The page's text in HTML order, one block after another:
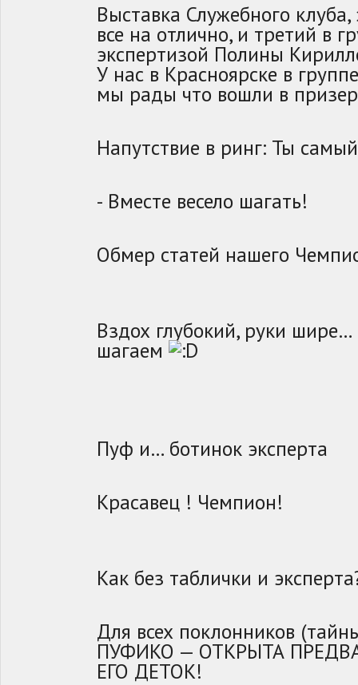
Выставка Служебного
все на отлично, и третий в
экспертизой Полины
У нас в Красноярске в
мы рады что вошли в
Напутствие в ринг: Ты
- Вместе весело шагать!
Обмер статей нашего
Вздох глубокий, руки
шагаем
Пуф и… ботинок эксперта
Красавец ! Чемпион!
Как без таблички и
Для всех поклонников
ПУФИКО — ОТКРЫТА
ЕГО ДЕТОК!